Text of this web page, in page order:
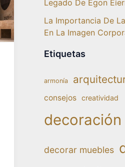
Legado De Egon
La Importancia De
En La Imagen
Etiquetas
armonía
consejos creatividad
decoración
decorar muebles